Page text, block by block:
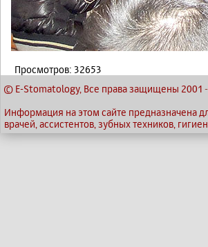
Просмотров: 32653
© E-Stomatology, Все права защищены 2001 -
Информация на этом сайте предназначена
врачей, ассистентов, зубных техников,